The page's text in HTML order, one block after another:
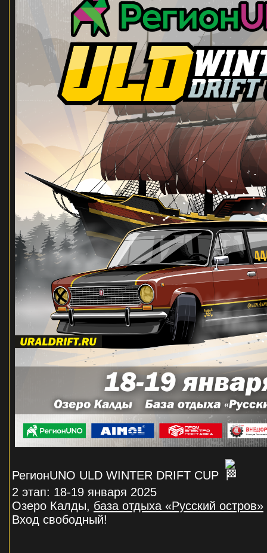
РегионUNO ULD WINTER DRIFT CUP
2 этап: 18-19 января 2025
Озеро Калды, база отдыха «Русский остров»
Вход свободный!